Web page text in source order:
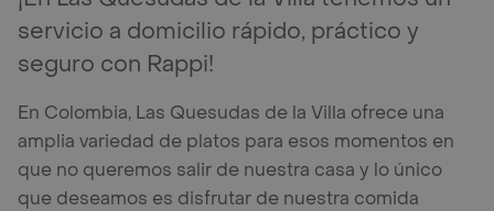
servicio a domicilio rápido, práctico y
seguro con Rappi!
En Colombia, Las Quesudas de la Villa ofrece una
amplia variedad de platos para esos momentos en
que no queremos salir de nuestra casa y lo único
que deseamos es disfrutar de nuestra comida